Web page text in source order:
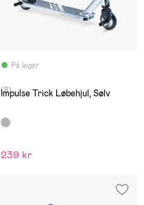
På lager
(8)
Impulse Trick Løbehjul, Sølv
239 kr